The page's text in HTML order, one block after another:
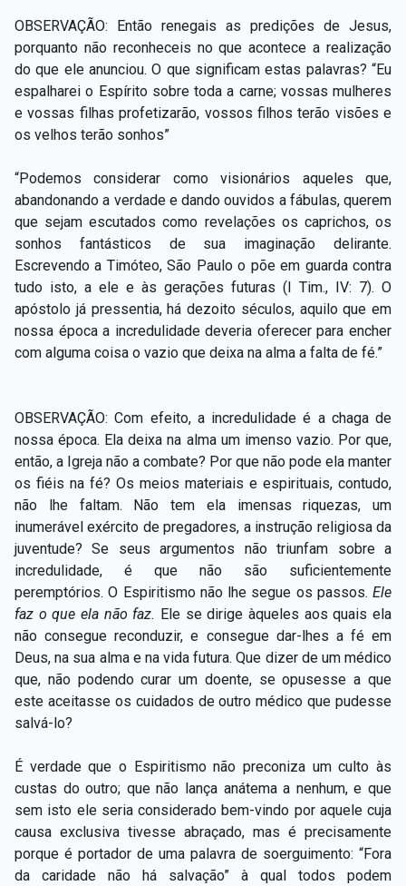
OBSERVAÇÃO: Então renegais as predições de Jesus,
porquanto não reconheceis no que acontece a realização
do que ele anunciou. O que significam estas palavras? “Eu
espalharei o Espírito sobre toda a carne; vossas mulheres
e vossas filhas profetizarão, vossos filhos terão visões e
os velhos terão sonhos”
“Podemos considerar como visionários aqueles que,
abandonando a verdade e dando ouvidos a fábulas, querem
que sejam escutados como revelações os caprichos, os
sonhos fantásticos de sua imaginação delirante.
Escrevendo a Timóteo, São Paulo o põe em guarda contra
tudo isto, a ele e às gerações futuras (I Tim., IV: 7). O
apóstolo já pressentia, há dezoito séculos, aquilo que em
nossa época a incredulidade deveria oferecer para encher
com alguma coisa o vazio que deixa na alma a falta de fé.”
OBSERVAÇÃO: Com efeito, a incredulidade é a chaga de
nossa época. Ela deixa na alma um imenso vazio. Por que,
então, a Igreja não a combate? Por que não pode ela manter
os fiéis na fé? Os meios materiais e espirituais, contudo,
não lhe faltam. Não tem ela imensas riquezas, um
inumerável exército de pregadores, a instrução religiosa da
juventude? Se seus argumentos não triunfam sobre a
incredulidade, é que não são suficientemente
peremptórios. O Espiritismo não lhe segue os passos. Ele
faz o que ela não faz. Ele se dirige àqueles aos quais ela
não consegue reconduzir, e consegue dar-lhes a fé em
Deus, na sua alma e na vida futura. Que dizer de um médico
que, não podendo curar um doente, se opusesse a que
este aceitasse os cuidados de outro médico que pudesse
salvá-lo?
É verdade que o Espiritismo não preconiza um culto às
custas do outro; que não lança anátema a nenhum, e que
sem isto ele seria considerado bem-vindo por aquele cuja
causa exclusiva tivesse abraçado, mas é precisamente
porque é portador de uma palavra de soerguimento: “Fora
da caridade não há salvação” à qual todos podem